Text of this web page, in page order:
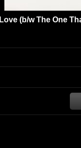
(b/w The One